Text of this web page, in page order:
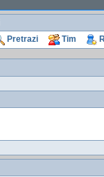
Pretrazi Tim